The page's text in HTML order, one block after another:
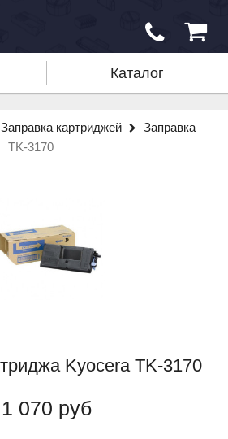
Каталог
Заправка картриджей
Заправка
TK-3170
Kyocera TK-3170
1 070 руб